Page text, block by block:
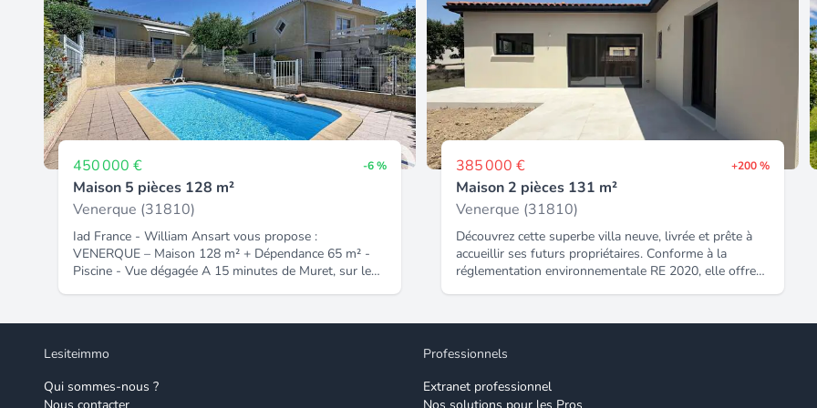
prix : 4.76%.
450 000 € -6 %
Maison 5 pièces 128 m²
Venerque (31810)
Iad France - William Ansart vous propose :
VENERQUE – Maison 128 m² + Dépendance 65 m² -
Piscine - Vue dégagée A 15 minutes de Muret, sur les
une belle vue dégagée et un fort potentiel d'utilisation.
avec un séjour lumineux en double exposition ouvert
ouverte avec cellier et buanderie, 4 chambres avec
385 000 € +200 %
Maison 2 pièces 131 m²
Venerque (31810)
Découvrez cette superbe villa neuve, livrée et prête à
accueillir ses futurs propriétaires. Conforme à la
réglementation environnementale RE 2020, elle offre
habitable d'environ 130 m², cette maison lumineuse se
pour recevoir famille et amis, avec de beaux volumes
comprend 4 chambres, dont une belle suite parentale
Lesiteimmo
Qui sommes-nous ?
Professionnels
Extranet professionnel